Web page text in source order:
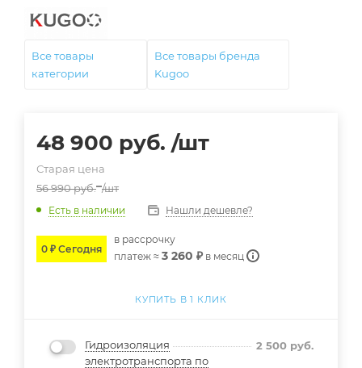
Все товары
категории
Все товары бренда
Kugoo
48 900 руб. /шт
Старая цена
56 990руб. /шт
Есть в наличии Нашли дешевле?
0 ₽ Сегодня
в расcрочку
платеж ≈ 3 260 ₽ в месяц
КУПИТЬ В 1 КЛИК
Гидроизоляция
электротранспорта по
2 500 руб.